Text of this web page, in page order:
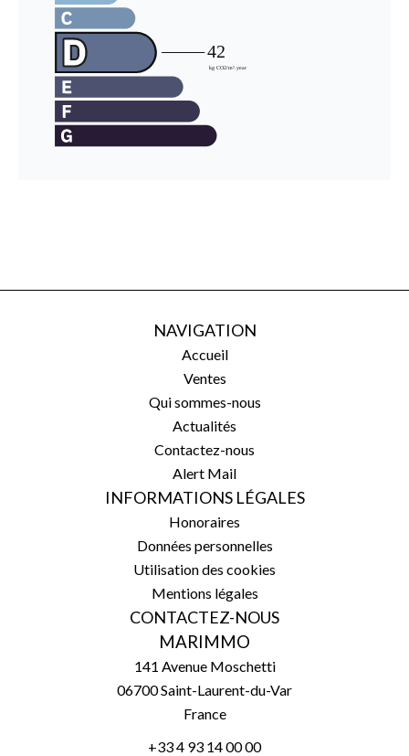
NAVIGATION
Accueil
Ventes
Qui sommes-nous
Actualités
Contactez-nous
Alert Mail
INFORMATIONS LÉGALES
Honoraires
Données personnelles
Utilisation des cookies
Mentions légales
CONTACTEZ-NOUS
MARIMMO
141 Avenue Moschetti
06700Saint-Laurent-du-Var
France
+33 4 93 14 00 00